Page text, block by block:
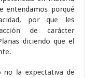
entendamos porqué
por que les
de carácter
diciendo que el
no la expectativa de